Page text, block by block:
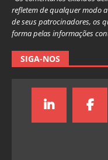
refletem de qualquer modo
de seus patrocinadores, os
forma pelas informações
SIGA-NOS